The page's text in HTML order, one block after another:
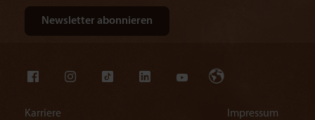
Karriere
Impressum